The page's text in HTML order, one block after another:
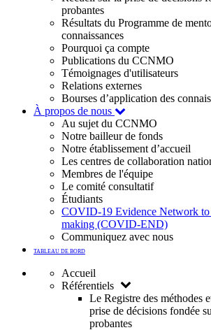
probantes
Résultats du Programme de
connaissances
Pourquoi ça compte
Publications du CCNMO
Témoignages d'utilisateurs
Relations externes
Bourses d’application des
À propos de nous
Au sujet du CCNMO
Notre bailleur de fonds
Notre établissement d’accueil
Les centres de collaboration
Membres de l'équipe
Le comité consultatif
Étudiants
COVID-19 Evidence Network to
making (COVID-END)
Communiquez avec nous
TABLEAU DE BORD
Accueil
Référentiels
Le Registre des méthodes
prise de décisions fondée
probantes